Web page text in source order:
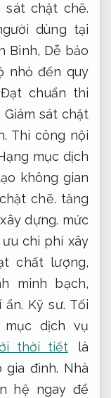
sát chặt chẽ.
dùng tại
Bình, Dễ bảo
nhỏ đến quy
Đạt chuẩn thi
Giám sát chặt
Thi công nội
mục dịch
không gian
chẽ. tăng
dựng. mức
ưu chi phí xây
chất lượng,
minh bạch,
ẩn. Kỹ sư. Tối
mục dịch vụ
thời tiết
là
gia đình. Nhà
hệ ngay để